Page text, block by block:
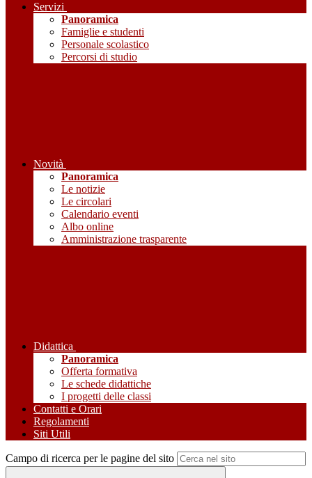
Servizi
Panoramica
Famiglie e studenti
Personale scolastico
Percorsi di studio
Novità
Panoramica
Le notizie
Le circolari
Calendario eventi
Albo online
Amministrazione trasparente
Didattica
Panoramica
Offerta formativa
Le schede didattiche
I progetti delle classi
Contatti e Orari
Regolamenti
Siti Utili
Campo di ricerca per le pagine del sito